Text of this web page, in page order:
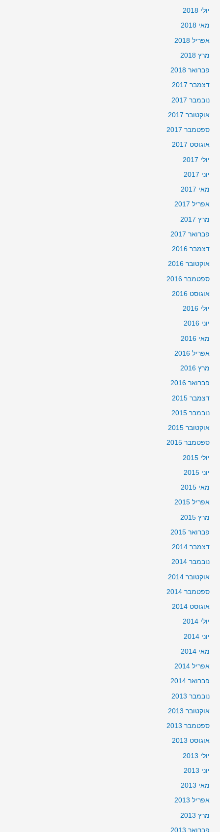
יולי 2018
מאי 2018
אפריל 2018
מרץ 2018
פברואר 2018
דצמבר 2017
נובמבר 2017
אוקטובר 2017
ספטמבר 2017
אוגוסט 2017
יולי 2017
יוני 2017
מאי 2017
אפריל 2017
מרץ 2017
פברואר 2017
דצמבר 2016
אוקטובר 2016
ספטמבר 2016
אוגוסט 2016
יולי 2016
יוני 2016
מאי 2016
אפריל 2016
מרץ 2016
פברואר 2016
דצמבר 2015
נובמבר 2015
אוקטובר 2015
ספטמבר 2015
יולי 2015
יוני 2015
מאי 2015
אפריל 2015
מרץ 2015
פברואר 2015
דצמבר 2014
נובמבר 2014
אוקטובר 2014
ספטמבר 2014
אוגוסט 2014
יולי 2014
יוני 2014
מאי 2014
אפריל 2014
פברואר 2014
נובמבר 2013
אוקטובר 2013
ספטמבר 2013
אוגוסט 2013
יולי 2013
יוני 2013
מאי 2013
אפריל 2013
מרץ 2013
פברואר 2013